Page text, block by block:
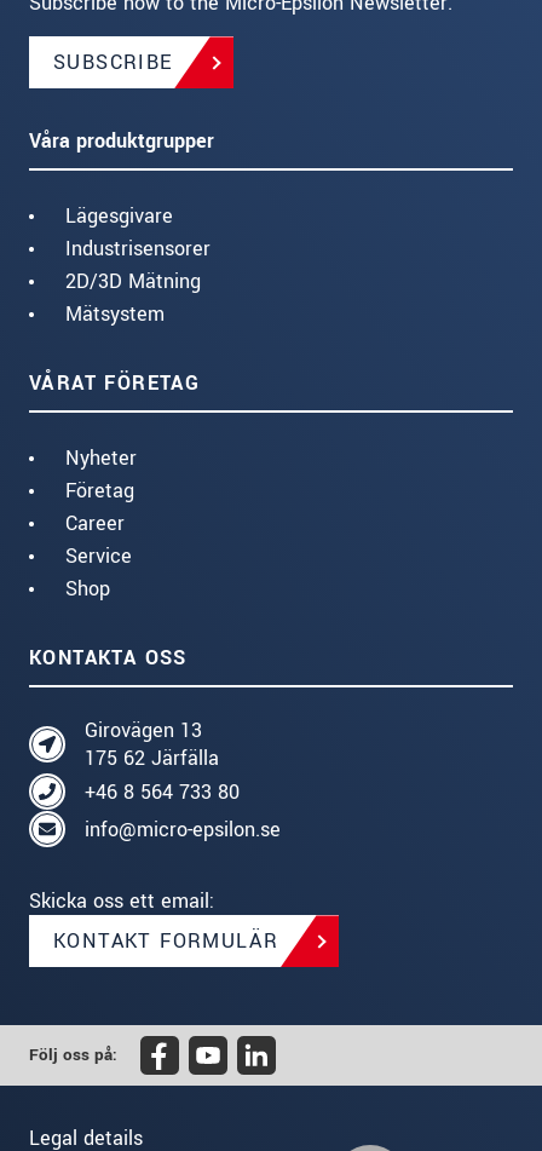
SUBSCRIBE
Våra produktgrupper
Lägesgivare
Industrisensorer
2D/3D Mätning
Mätsystem
VÅRAT FÖRETAG
Nyheter
Företag
Career
Service
Shop
KONTAKTA OSS
Girovägen 13
175 62 Järfälla
+46 8 564 733 80
info@micro-epsilon.se
Skicka oss ett email:
KONTAKT FORMULÄR
Följ oss på:
Legal details